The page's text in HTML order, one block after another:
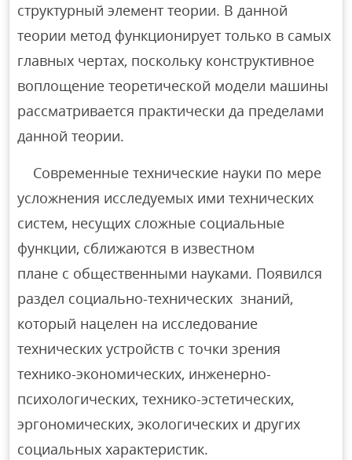
структурный элемент теории. В данной
теории метод функционирует только в самых
главных чертах, поскольку конструктивное
воплощение теоретической модели машины
рассматривается практически да пределами
данной теории.
Современные технические науки по мере
усложнения исследуемых ими технических
систем, несущих сложные социальные
функции, сближаются в известном
плане с общественными науками. Появился
раздел социально-технических знаний,
который нацелен на исследование
технических устройств с точки зрения
технико-экономических, инженерно-
психологических, технико-эстетических,
эргономических, экологических и других
социальных характеристик.